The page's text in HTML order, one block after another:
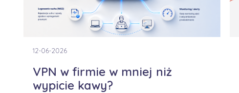
12-06-2026
VPN w firmie w mniej niż
wypicie kawy?